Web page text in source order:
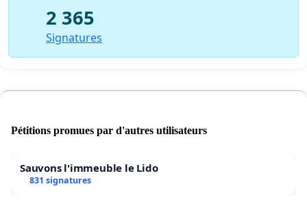
Cabinet de monsieur le Ministre
127, rue de Grenelle 75007 PARIS 07 SP
travail,109/le-contrat-d-accompagnement-dans-
2 365
Signatures
Pétitions promues par d'autres utilisateurs
Sauvons l'immeuble le Lido
831 signatures